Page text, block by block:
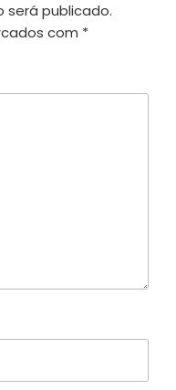
será publicado.
com *